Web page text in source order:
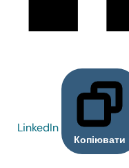
LinkedIn
Копіювати